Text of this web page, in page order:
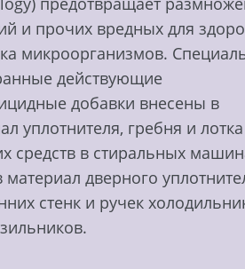
и прочих вредных для
микроорганизмов.
действующие
добавки внесены в
уплотнителя, гребня и
средств в стиральных
материал дверного
стенк и ручек